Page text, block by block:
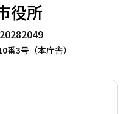
役所
3号（本庁舎）